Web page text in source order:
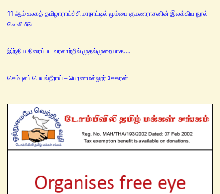
11 ஆம் உலகத் தமிழாராய்ச்சி மாநாட்டில் மும்பை குமணராசனின் இலக்கிய நூல்
வெளியீடு
இந்திய திரைப்பட வரலாற்றில் முதல்முறையாக….
செம்புலப் பெயல்நீராய் – பெரணமல்லூர் சேகரன்